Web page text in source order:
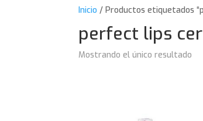
Inicio / Productos etiquetados
perfect lips
Mostrando el único resultado